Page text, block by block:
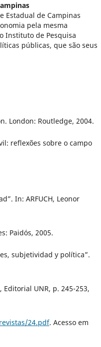
Estadual de Campinas
pela mesma
Instituto de Pesquisa
públicas, que são seus
London: Routledge, 2004.
reflexões sobre o campo
In: ARFUCH, Leonor
Paidós, 2005.
subjetividad y política”.
UNR, p. 245-253,
24.pdf. Acesso em